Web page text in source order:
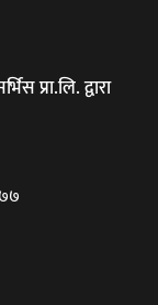
प्रा.लि. द्वारा